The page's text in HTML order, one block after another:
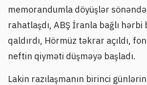
memorandumla döyüşlər
rahatlaşdı, ABŞ İranla bağlı hərbi
qaldırdı, Hörmüz təkrar açıldı,
neftin qiyməti düşməyə başladı.
Lakin razılaşmanın birinci